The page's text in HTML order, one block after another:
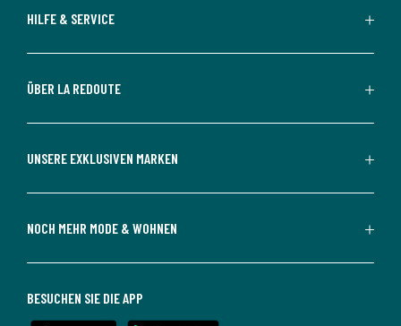
HILFE & SERVICE
ÜBER LA REDOUTE
UNSERE EXKLUSIVEN MARKEN
NOCH MEHR MODE & WOHNEN
BESUCHEN SIE DIE APP